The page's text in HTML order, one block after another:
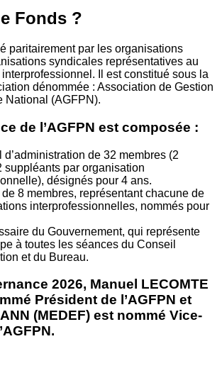
Fonds ?
paritairement par les organisations
syndicales représentatives au
Il est constitué sous la
dénommée : Association de Gestion
National (AGFPN).
de l’AGFPN est composée :
d’administration de 32 membres (2
suppléants par organisation
désignés pour 4 ans.
8 membres, représentant chacune de
interprofessionnelles, nommés pour
du Gouvernement, qui représente
à toutes les séances du Conseil
et du Bureau.
2026, Manuel LECOMTE
Président de l’AGFPN et
(MEDEF) est nommé Vice-